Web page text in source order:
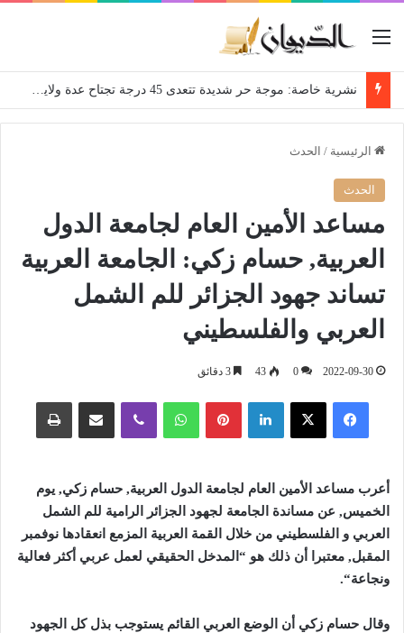
القائمة
نشرية خاصة: موجة حر شديدة تتعدى 45 درجة تجتاح عدة ولايات إلى غاية الاثنين
الرئيسية / الحدث
الحدث
مساعد الأمين العام لجامعة الدول
العربية, حسام زكي: الجامعة العربية
تساند جهود الجزائر للم الشمل
العربي والفلسطيني
2022-09-30
0
43
فيسبوك ‫X لينكدإن بينتيريست واتساب ڤايبر مشاركة عبر البريد
أعرب مساعد الأمين العام لجامعة الدول العربية, حسام زكي, يوم
الخميس, عن مساندة الجامعة لجهود الجزائر الرامية للم الشمل
العربي و الفلسطيني من خلال القمة العربية المزمع انعقادها نوفمبر
المقبل, معتبرا أن ذلك هو “المدخل الحقيقي لعمل عربي أكثر فعالية
ونجاعة“.
وقال حسام زكي أن الوضع العربي القائم يستوجب بذل كل الجهود